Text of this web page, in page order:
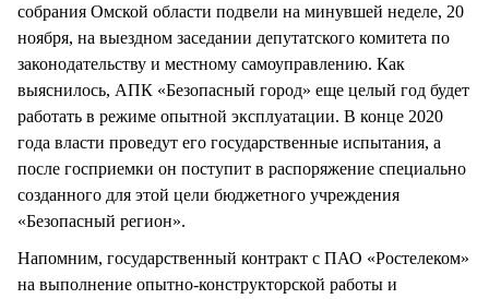
собрания Омской области подвели на минувшей неделе, 20
ноября, на выездном заседании депутатского комитета по
законодательству и местному самоуправлению. Как
выяснилось, АПК «Безопасный город» еще целый год будет
работать в режиме опытной эксплуатации. В конце 2020
года власти проведут его государственные испытания, а
после госприемки он поступит в распоряжение специально
созданного для этой цели бюджетного учреждения
«Безопасный регион».
Напомним, государственный контракт с ПАО «Ростелеком»
на выполнение опытно-конструкторской работы и